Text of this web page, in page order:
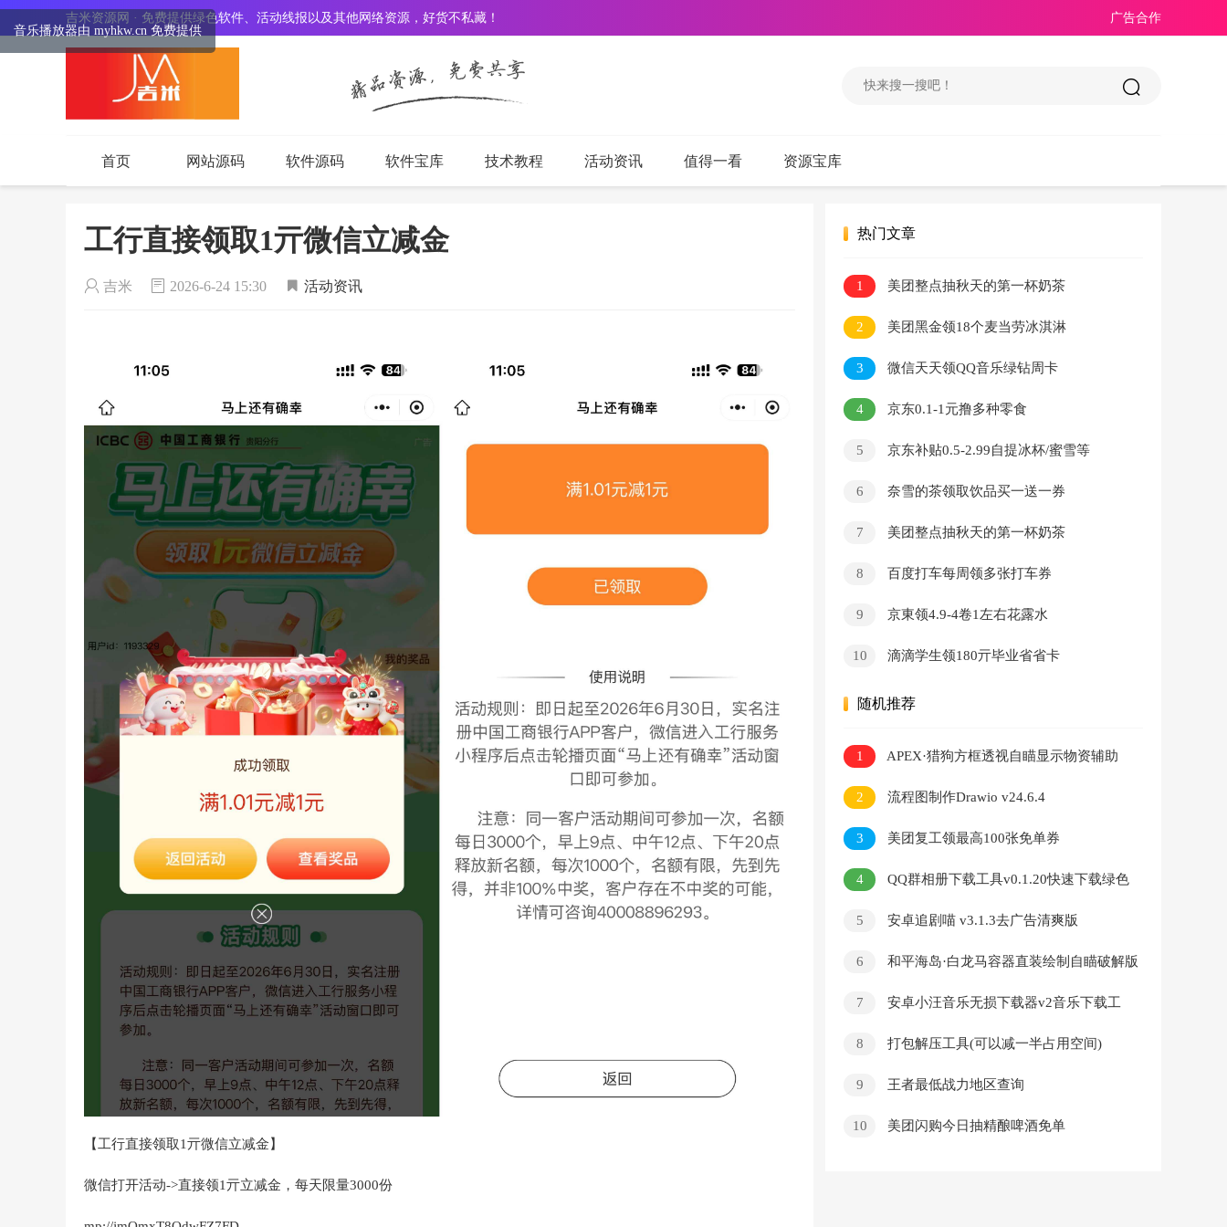
吉米资源网 · 免费提供绿色软件、活动线报以及其他网络资源，好货不私藏！ 广告合作
首页 网站源码 软件源码 软件宝库 技术教程 活动资讯 值得一看 资源宝库
工行直接领取1亓微信立减金
吉米 2026-6-24 15:30 活动资讯
【工行直接领取1亓微信立减金】
微信打开活动->直接领1亓立减金，每天限量3000份
热门文章
1 美团整点抽秋天的第一杯奶茶
2 美团黑金领18个麦当劳冰淇淋
3 微信天天领QQ音乐绿钻周卡
4 京东0.1-1元撸多种零食
5 京东补贴0.5-2.99自提冰杯/蜜雪等
6 奈雪的茶领取饮品买一送一券
7 美团整点抽秋天的第一杯奶茶
8 百度打车每周领多张打车券
9 京東领4.9-4卷1左右花露水
10 滴滴学生领180亓毕业省省卡
随机推荐
1 APEX·猎狗方框透视自瞄显示物资辅助
2 流程图制作Drawio v24.6.4
3 美团复工领最高100张免单券
4
QQ群相册下载工具v0.1.20快速下载绿色
5
安卓追剧喵 v3.1.3去广告清爽版
6
和平海岛·白龙马容器直装绘制自瞄破解版
7
安卓小汪音乐无损下载器v2音乐下载工
8
打包解压工具(可以减一半占用空间)
9 王者最低战力地区查询
10 美团闪购今日抽精酿啤酒免单
音乐播放器由 myhkw.cn 免费提供